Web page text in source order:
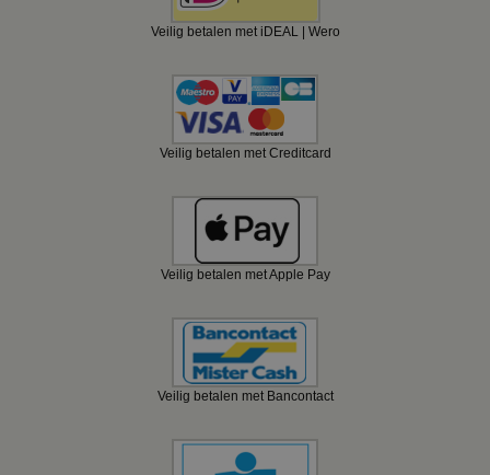
Veilig betalen met iDEAL | Wero
Veilig betalen met Creditcard
Veilig betalen met Apple Pay
Veilig betalen met Bancontact